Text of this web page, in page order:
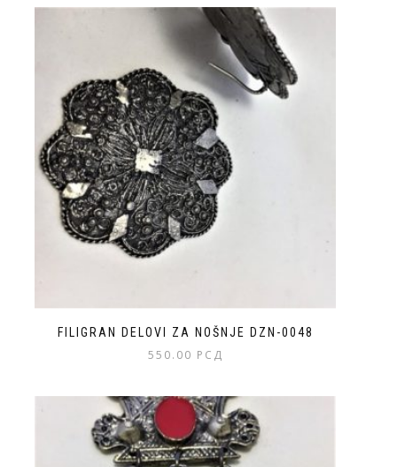
FILIGRAN DELOVI ZA NOŠNJE DZN-0048
550.00 РСД